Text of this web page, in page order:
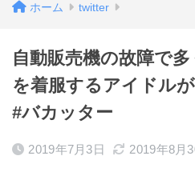
ホーム twitter
自動販売機の故障で
を着服するアイドル
#バカッター
2019年7月3日 2019年8月